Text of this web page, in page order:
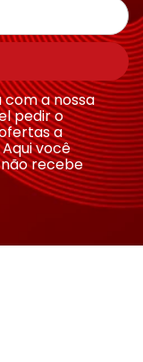
a nossa
pedir o
a
você
recebe